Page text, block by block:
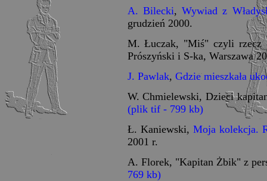
A. Bilecki,Wywiad z
grudzień 2000.
M. Łuczak, "Miś" czyli rzecz
Prószyński i S-ka, Warszawa
J. Pawlak, Gdzie mieszkała
W. Chmielewski, Dzieci
(plik tif - 799 kb)
Ł. Kaniewski, Moja kolekcja.
2001 r.
A. Florek, "Kapitan Żbik" z
769 kb)